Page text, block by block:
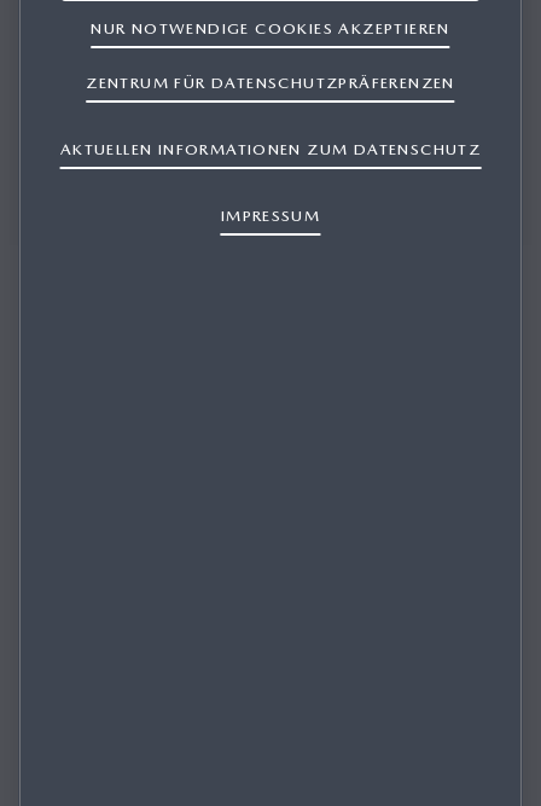
MAZDA-STANDORTE IN DER
AKTUELLEN INFORMATIONEN ZUM DATENSCHUTZ
IMPRESSUM
ZENTRUM FÜR DATENSCHUTZPRÄFERENZEN
NUR NOTWENDIGE COOKIES AKZEPTIEREN